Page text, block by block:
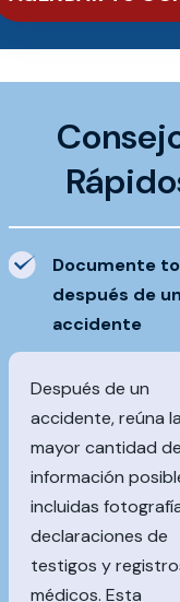
Documente
después de un
accidente
Después de un
accidente, reúna la
mayor cantidad de
información
incluidas
declaraciones de
testigos y
médicos. Esta